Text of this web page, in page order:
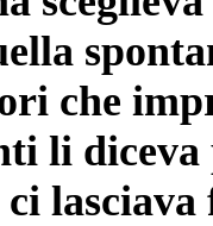
che
li
lasciava